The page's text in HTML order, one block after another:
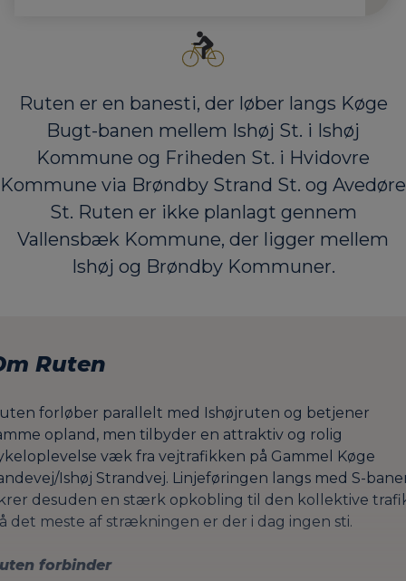
Ruten er en banesti, der løber langs Køge
Bugt-banen mellem Ishøj St. i Ishøj
Kommune og Friheden St. i Hvidovre
Kommune via Brøndby Strand St. og Avedøre
St. Ruten er ikke planlagt gennem
Vallensbæk Kommune, der ligger mellem
Ishøj og Brøndby Kommuner.
Ruten
forløber parallelt med Ishøjruten og betjener
opland, men tilbyder en attraktiv og rolig
væk fra vejtrafikken på Gammel Køge
Ishøj Strandvej. Linjeføringen langs med S-
desuden en stærk opkobling til den kollektive
det meste af strækningen er der i dag ingen sti.
forbinder